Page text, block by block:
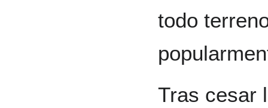
todo
Tras cesar